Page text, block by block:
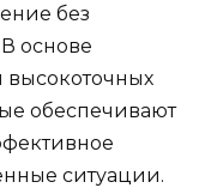
без
основе
высокоточных
обеспечивают
ситуации.